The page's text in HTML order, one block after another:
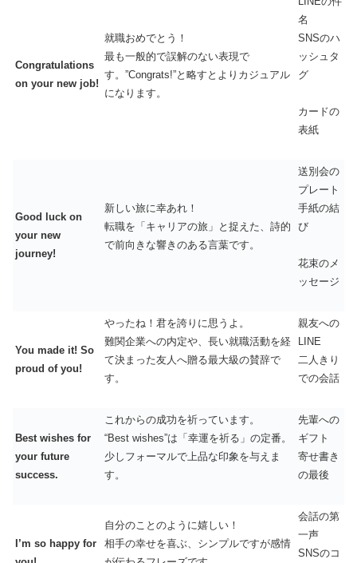
Congratulations
on your new job!
就職おめでとう！
最も一般的で誤解のない表現で
す。”Congrats!”と略すとよりカジュアル
になります。
名
SNSのハ
ッシュタ
グ
カードの
表紙
Good luck on
your new
journey!
新しい旅に幸あれ！
転職を「キャリアの旅」と捉えた、詩的
で前向きな響きのある言葉です。
送別会の
プレート
手紙の結
び
花束のメ
ッセージ
You made it! So
proud of you!
やったね！君を誇りに思うよ。
難関企業への内定や、長い就職活動を経
て決まった友人へ贈る最大級の賛辞で
す。
親友への
LINE
二人きり
での会話
Best wishes for
your future
success.
これからの成功を祈っています。
“Best wishes”は「幸運を祈る」の定番。
少しフォーマルで上品な印象を与えま
す。
先輩への
ギフト
寄せ書き
の最後
I’m so happy for
自分のことのように嬉しい！
相手の幸せを喜ぶ、シンプルですが感情
会話の第
一声
SNSのコ